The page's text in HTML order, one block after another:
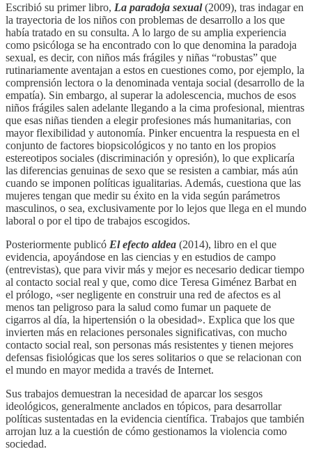
Escribió su primer libro, La paradoja sexual (2009), tras indagar en
la trayectoria de los niños con problemas de desarrollo a los que
había tratado en su consulta. A lo largo de su amplia experiencia
como psicóloga se ha encontrado con lo que denomina la paradoja
sexual, es decir, con niños más frágiles y niñas “robustas” que
rutinariamente aventajan a estos en cuestiones como, por ejemplo, la
comprensión lectora o la denominada ventaja social (desarrollo de la
empatía). Sin embargo, al superar la adolescencia, muchos de esos
niños frágiles salen adelante llegando a la cima profesional, mientras
que esas niñas tienden a elegir profesiones más humanitarias, con
mayor flexibilidad y autonomía. Pinker encuentra la respuesta en el
conjunto de factores biopsicológicos y no tanto en los propios
estereotipos sociales (discriminación y opresión), lo que explicaría
las diferencias genuinas de sexo que se resisten a cambiar, más aún
cuando se imponen políticas igualitarias. Además, cuestiona que las
mujeres tengan que medir su éxito en la vida según parámetros
masculinos, o sea, exclusivamente por lo lejos que llega en el mundo
laboral o por el tipo de trabajos escogidos.
Posteriormente publicó El efecto aldea (2014), libro en el que
evidencia, apoyándose en las ciencias y en estudios de campo
(entrevistas), que para vivir más y mejor es necesario dedicar tiempo
al contacto social real y que, como dice Teresa Giménez Barbat en
el prólogo, «ser negligente en construir una red de afectos es al
menos tan peligroso para la salud como fumar un paquete de
cigarros al día, la hipertensión o la obesidad». Explica que los que
invierten más en relaciones personales significativas, con mucho
contacto social real, son personas más resistentes y tienen mejores
defensas fisiológicas que los seres solitarios o que se relacionan con
el mundo en mayor medida a través de Internet.
Sus trabajos demuestran la necesidad de aparcar los sesgos
ideológicos, generalmente anclados en tópicos, para desarrollar
políticas sustentadas en la evidencia científica. Trabajos que también
arrojan luz a la cuestión de cómo gestionamos la violencia como
sociedad.